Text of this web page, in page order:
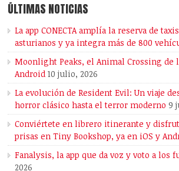
ÚLTIMAS NOTICIAS
La app CONECTA amplía la reserva de
asturianos y ya integra más de 800
Moonlight Peaks, el Animal Crossing de
Android 10 julio, 2026
La evolución de Resident Evil: Un viaje
horror clásico hasta el terror moderno 9
Conviértete en librero itinerante y
prisas en Tiny Bookshop, ya en iOS y
Fanalysis, la app que da voz y voto a los
2026